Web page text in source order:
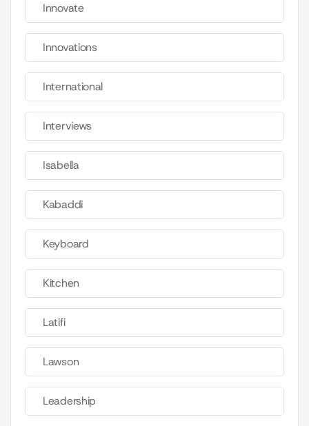
Innovate
Innovations
International
Interviews
Isabella
Kabaddi
Keyboard
Kitchen
Latifi
Lawson
Leadership